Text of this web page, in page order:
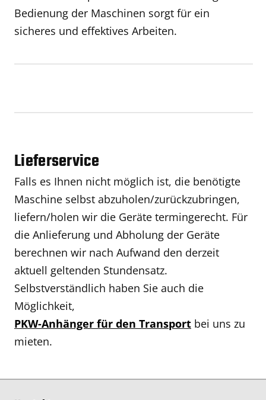
Bedienung der Maschinen sorgt für ein
sicheres und effektives Arbeiten.
Lieferservice
Falls es Ihnen nicht möglich ist, die benötigte
Maschine selbst abzuholen/zurückzubringen,
liefern/holen wir die Geräte termingerecht. Für
die Anlieferung und Abholung der Geräte
berechnen wir nach Aufwand den derzeit
aktuell geltenden Stundensatz.
Selbstverständlich haben Sie auch die
Möglichkeit,
PKW-Anhänger für den Transport bei uns zu
mieten.